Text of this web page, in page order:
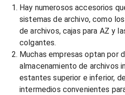
Hay numerosos accesorios
sistemas de archivo, como
de archivos, cajas para AZ y
colgantes.
Muchas empresas optan por
almacenamiento de archivos
estantes superior e inferior,
intermedios convenientes